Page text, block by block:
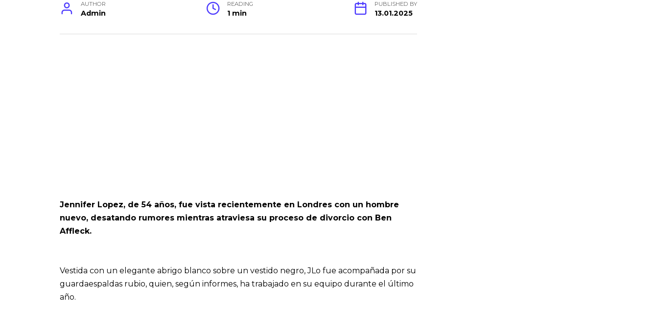
AUTHOR
Admin
READING
1 min
PUBLISHED BY
13.01.2025
Jennifer Lopez, de 54 años, fue vista recientemente en Londres con un hombre
nuevo, desatando rumores mientras atraviesa su proceso de divorcio con Ben
Affleck.
Vestida con un elegante abrigo blanco sobre un vestido negro, JLo fue acompañada por su
guardaespaldas rubio, quien, según informes, ha trabajado en su equipo durante el último
año.